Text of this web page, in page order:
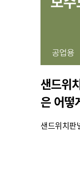
샌드위
은 어떻
샌드위치판